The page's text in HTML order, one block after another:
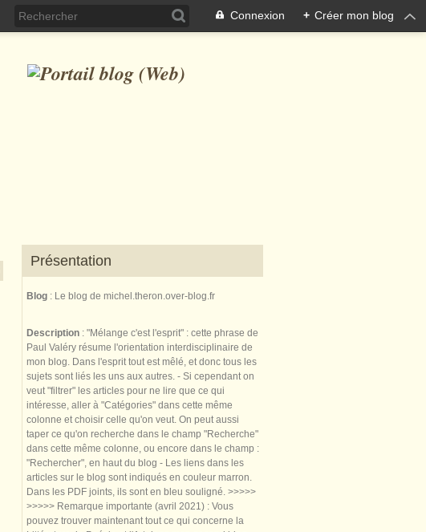
Connexion + Créer mon blog
Présentation
Blog : Le blog de michel.theron.over-blog.fr
Description : "Mélange c'est l'esprit" : cette phrase de
Paul Valéry résume l'orientation interdisciplinaire de
mon blog. Dans l'esprit tout est mêlé, et donc tous les
sujets sont liés les uns aux autres. - Si cependant on
veut "filtrer" les articles pour ne lire que ce qui
intéresse, aller à "Catégories" dans cette même
colonne et choisir celle qu'on veut. On peut aussi
taper ce qu'on recherche dans le champ "Recherche"
dans cette même colonne, ou encore dans le champ :
"Rechercher", en haut du blog - Les liens dans les
articles sur le blog sont indiqués en couleur marron.
Dans les PDF joints, ils sont en bleu souligné. >>>>>
>>>>> Remarque importante (avril 2021) : Vous
pouvez trouver maintenant tout ce qui concerne la